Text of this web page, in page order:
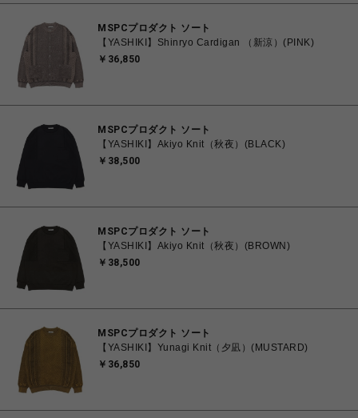
MSPCプロダクト ソート
【YASHIKI】Shinryo Cardigan （新涼）(PINK)
￥36,850
MSPCプロダクト ソート
【YASHIKI】Akiyo Knit（秋夜）(BLACK)
￥38,500
MSPCプロダクト ソート
【YASHIKI】Akiyo Knit（秋夜）(BROWN)
￥38,500
MSPCプロダクト ソート
【YASHIKI】Yunagi Knit（夕凪）(MUSTARD)
￥36,850